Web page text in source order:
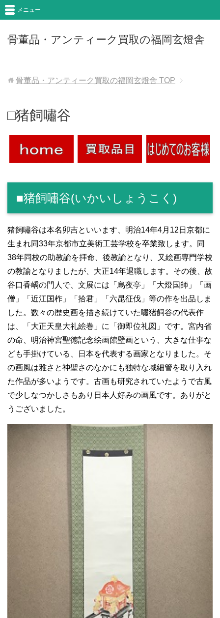
骨董品・アンティーク買取の福岡玄燈舎
メニュー
骨董品・アンティーク買取の福岡玄燈舎 TOP
□猪飼嘯谷
■猪飼嘯谷(いかいしょうこく)
猪飼嘯谷は本名卯吉といいます、明治14年4月12日京都に
生まれ同33年京都市立美術工芸学校を卒業致します。同
38年同校の助教諭を拝命、後教諭となり、又絵画専門学校
の教諭となりましたが、大正14年退職します。その後、故
谷口香嶠の門人で、文展には「烏夜亭」「大燈国師」「画
僧」「近江国柞」「拾君」「六昆征伐」等の作を出品しま
した。数々の歴史画を描き続けていた嘯猪飼谷の代表作
は、「大正天皇大礼絵巻」に「御即位礼図」です。宮内省
の命、明治神宮聖徳記念絵画館壁画という、大きな仕事な
ども手掛けている、日本を代表する画家となりました。そ
の画風は雅さと神聖さのなかにも独特な域細管を取り入れ
た作品が多いようです。古画も研究されていたようで古風
で少しなつかしさもあり日本人好みの画風です。ありがと
うございました。